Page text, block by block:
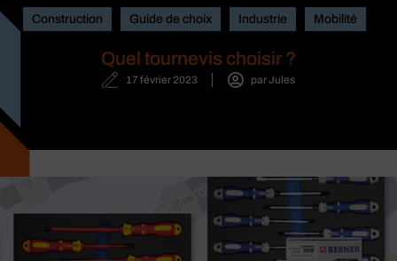
Construction Guide de choix Industrie Mobilité
Quel tournevis choisir ?
17 février 2023 parJules